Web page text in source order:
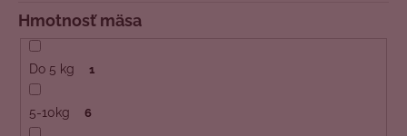
Hmotnosť mäsa
Do 5 kg 1
5-10kg 6